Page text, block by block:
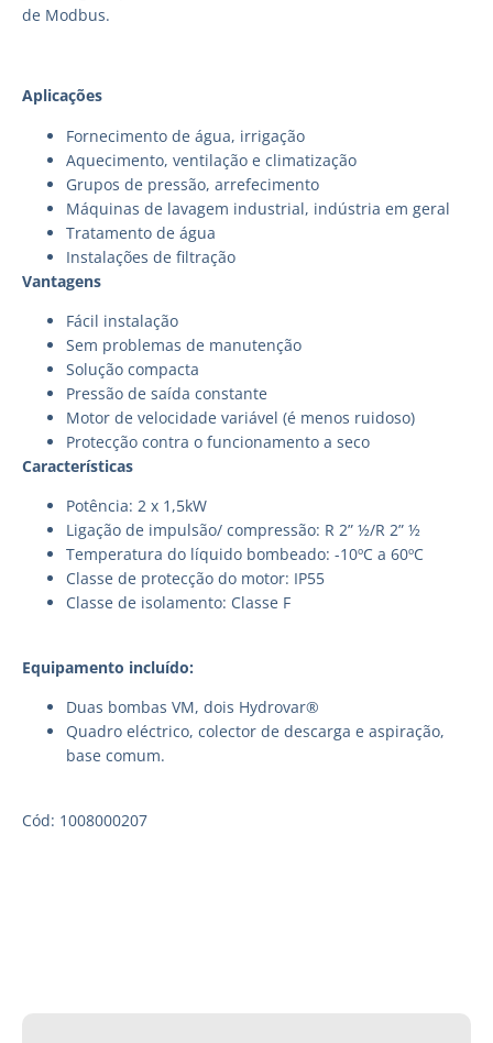
de Modbus.
Aplicações
Fornecimento de água, irrigação
Aquecimento, ventilação e climatização
Grupos de pressão, arrefecimento
Máquinas de lavagem industrial, indústria em geral
Tratamento de água
Instalações de filtração
Vantagens
Fácil instalação
Sem problemas de manutenção
Solução compacta
Pressão de saída constante
Motor de velocidade variável (é menos ruidoso)
Protecção contra o funcionamento a seco
Características
Potência: 2 x 1,5kW
Ligação de impulsão/ compressão: R 2” ½/R 2” ½
Temperatura do líquido bombeado: -10ºC a 60ºC
Classe de protecção do motor: IP55
Classe de isolamento: Classe F
Equipamento incluído:
Duas bombas VM, dois Hydrovar®
Quadro eléctrico, colector de descarga e aspiração,
base comum.
Cód: 1008000207